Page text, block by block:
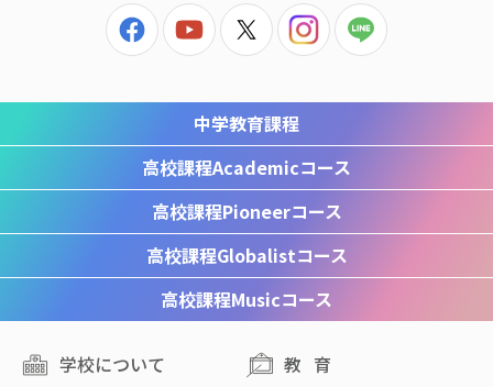
中学教育課程
高校課程Academicコース
高校課程Pioneerコース
高校課程Globalistコース
高校課程Musicコース
学校について 教育